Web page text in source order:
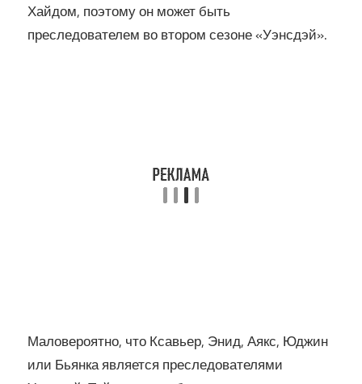
Хайдом, поэтому он может быть
преследователем во втором сезоне «Уэнсдэй».
Маловероятно, что Ксавьер, Энид, Аякс, Юджин
или Бьянка является преследователями